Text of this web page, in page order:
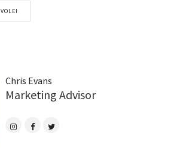
VOLEI
Chris Evans
Marketing Advisor